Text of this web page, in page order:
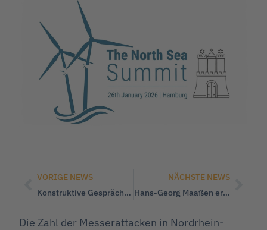
VORIGE NEWS
Konstruktive Gespräche mit Vertretern des Sozialwerk Vorpommern e.V. an Bord des Traditionsseglers im Museumshafen in Greifswald
NÄCHSTE NEWS
Hans-Georg Maaßen eröffnet Wahlkampf der WerteUnion in Chemnitz – auch Sylvia Pantel spricht zum Auftakt
Die Zahl der Messerattacken in Nordrhein-